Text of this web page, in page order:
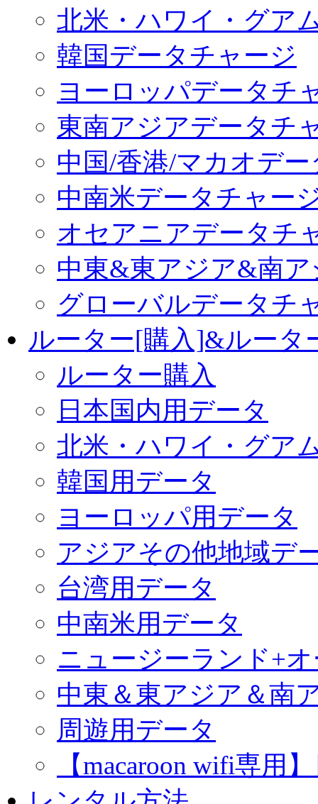
北米・ハワイ・グア
韓国データチャージ
ヨーロッパデータチ
東南アジアデータチ
中国/香港/マカオデ
中南米データチャー
オセアニアデータチ
中東&東アジア&南
グローバルデータチ
ルーター[購入]&ルータ
ルーター購入
日本国内用データ
北米・ハワイ・グア
韓国用データ
ヨーロッパ用データ
アジアその他地域デ
台湾用データ
中南米用データ
ニュージーランド+
中東＆東アジア＆南
周遊用データ
【macaroon wifi専用